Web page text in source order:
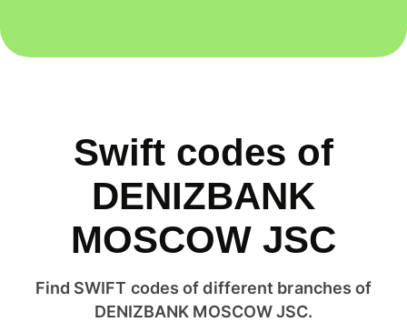
Swift codes of
DENIZBANK
MOSCOW JSC
Find SWIFT codes of different branches of
DENIZBANK MOSCOW JSC.